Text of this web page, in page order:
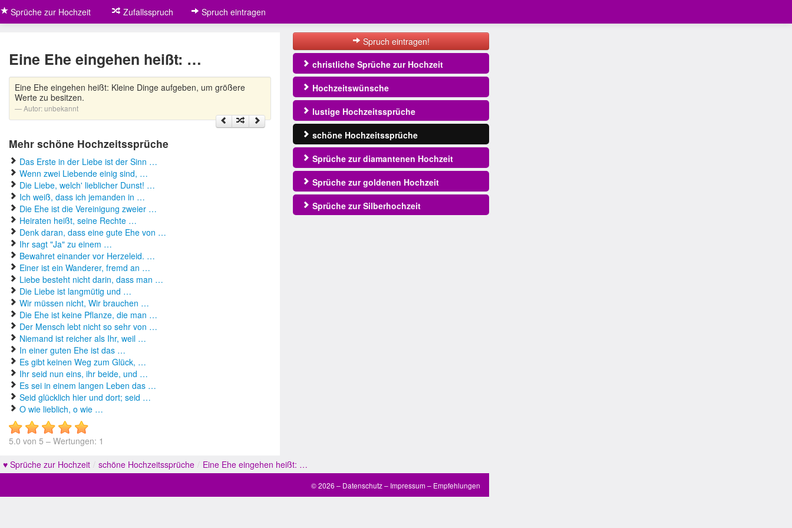
Sprüche zur Hochzeit Zufallsspruch Spruch eintragen
Eine Ehe eingehen heißt: …
Eine Ehe eingehen heißt: Kleine Dinge aufgeben, um größere
Werte zu besitzen.
Autor:unbekannt
Mehr schöne Hochzeitssprüche
Das Erste in der Liebe ist der Sinn …
Wenn zwei Liebende einig sind, …
Die Liebe, welch' lieblicher Dunst! …
Ich weiß, dass ich jemanden in …
Die Ehe ist die Vereinigung zweier …
Heiraten heißt, seine Rechte …
Denk daran, dass eine gute Ehe von …
Ihr sagt "Ja" zu einem …
Bewahret einander vor Herzeleid. …
Einer ist ein Wanderer, fremd an …
Liebe besteht nicht darin, dass man …
Die Liebe ist langmütig und …
Wir müssen nicht, Wir brauchen …
Die Ehe ist keine Pflanze, die man …
Der Mensch lebt nicht so sehr von …
Niemand ist reicher als Ihr, weil …
In einer guten Ehe ist das …
Es gibt keinen Weg zum Glück, …
Ihr seid nun eins, ihr beide, und …
Es sei in einem langen Leben das …
Seid glücklich hier und dort; seid …
O wie lieblich, o wie …
5.0 von 5 – Wertungen: 1
Spruch eintragen!
christliche Sprüche zur Hochzeit
Hochzeitswünsche
lustige Hochzeitssprüche
schöne Hochzeitssprüche
Sprüche zur diamantenen Hochzeit
Sprüche zur goldenen Hochzeit
Sprüche zur Silberhochzeit
♥ Sprüche zur Hochzeit / schöne Hochzeitssprüche / Eine Ehe eingehen heißt: …
© 2026 – Datenschutz– Impressum – Empfehlungen